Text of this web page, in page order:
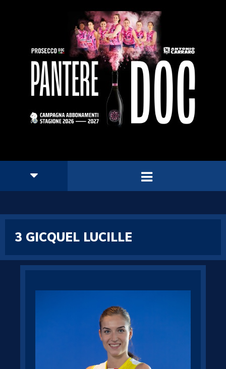
3 GICQUEL LUCILLE